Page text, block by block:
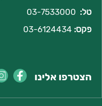
טל: 03-7533000
פקס:
הצטרפו אלינו